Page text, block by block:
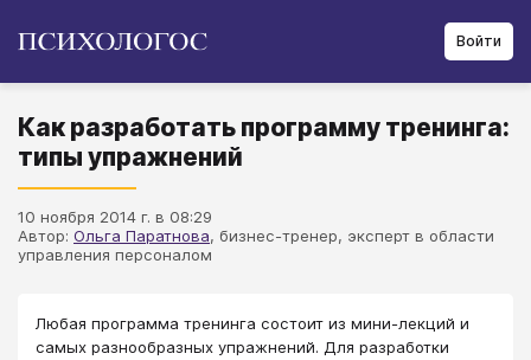
Войти
Как разработать программу тренинга:
типы упражнений
10 ноября 2014 г. в 08:29
Автор: Ольга Паратнова, бизнес-тренер, эксперт в области
управления персоналом
Любая программа тренинга состоит из мини-лекций и
самых разнообразных упражнений. Для разработки